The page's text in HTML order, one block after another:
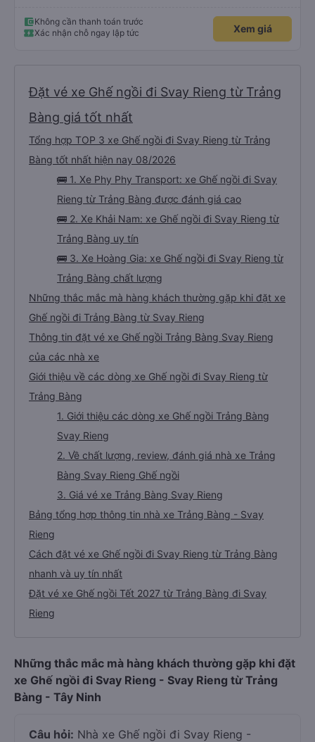
Không cần thanh toán trước
Xác nhận chỗ ngay lập tức
Xem giá
Đặt vé xe Ghế ngồi đi Svay Rieng từ Trảng
Bàng giá tốt nhất
Tổng hợp TOP 3 xe Ghế ngồi đi Svay Rieng từ Trảng
Bàng tốt nhất hiện nay 08/2026
🚌 1. Xe Phy Phy Transport: xe Ghế ngồi đi Svay
Rieng từ Trảng Bàng được đánh giá cao
🚌 2. Xe Khải Nam: xe Ghế ngồi đi Svay Rieng từ
Trảng Bàng uy tín
🚌 3. Xe Hoàng Gia: xe Ghế ngồi đi Svay Rieng từ
Trảng Bàng chất lượng
Những thắc mắc mà hàng khách thường gặp khi đặt xe
Ghế ngồi đi Trảng Bàng từ Svay Rieng
Thông tin đặt vé xe Ghế ngồi Trảng Bàng Svay Rieng
của các nhà xe
Giới thiệu về các dòng xe Ghế ngồi đi Svay Rieng từ
Trảng Bàng
1. Giới thiệu các dòng xe Ghế ngồi Trảng Bàng
Svay Rieng
2. Về chất lượng, review, đánh giá nhà xe Trảng
Bàng Svay Rieng Ghế ngồi
3. Giá vé xe Trảng Bàng Svay Rieng
Bảng tổng hợp thông tin nhà xe Trảng Bàng - Svay
Rieng
Cách đặt vé xe Ghế ngồi đi Svay Rieng từ Trảng Bàng
nhanh và uy tín nhất
Đặt vé xe Ghế ngồi Tết 2027 từ Trảng Bàng đi Svay
Rieng
Những thắc mắc mà hàng khách thường gặp khi đặt
xe Ghế ngồi đi Svay Rieng - Svay Rieng từ Trảng
Bàng - Tây Ninh
Câu hỏi: Nhà xe Ghế ngồi đi Svay Rieng -